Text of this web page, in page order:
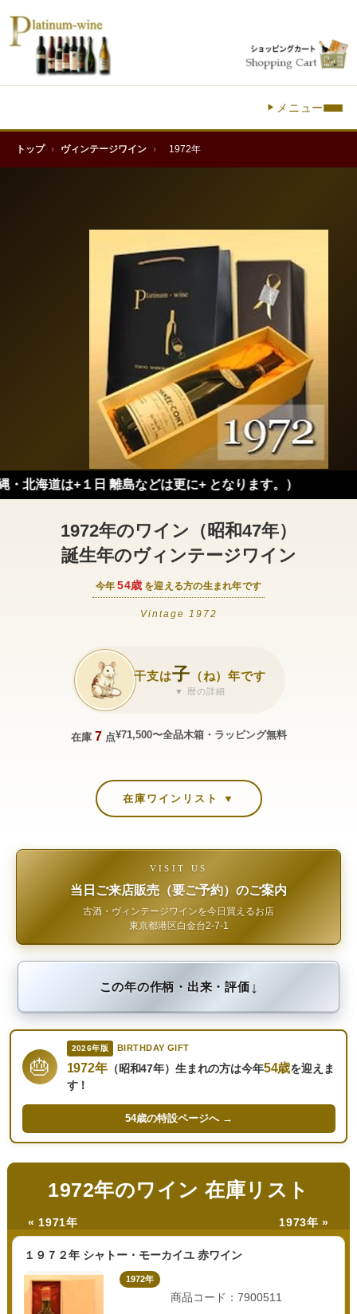
メニュー
トップ › ヴィンテージワイン › 1972年
１日 離島などは更に+ となります。）
1972年のワイン（昭和47年）
誕生年のヴィンテージワイン
今年 54歳 を迎える方の生まれ年です
Vintage 1972
干支は子 （ね）年です
▼ 暦の詳細
在庫 7 点¥71,500〜全品木箱・ラッピング無料
在庫ワインリスト ▼
VISIT US
当日ご来店販売（要ご予約）のご案内
古酒・ヴィンテージワインを今日買えるお店
東京都港区白金台2-7-1
この年の作柄・出来・評価↓
🎂
2026年版 BIRTHDAY GIFT
1972年（昭和47年）生まれの方は今年54歳を迎えま
す！
54歳の特設ページへ →
1972年のワイン 在庫リスト
« 1971年 1973年 »
１９７２年 シャトー・モーカイユ 赤ワイン
1972年
商品コード：7900511